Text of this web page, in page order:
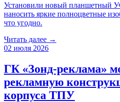
Установили новый планшетный
наносить яркие полноцветные
что угодно.
Читать далее →
02 июля 2026
ГК «Зонд-реклама»
рекламную
корпуса ТПУ